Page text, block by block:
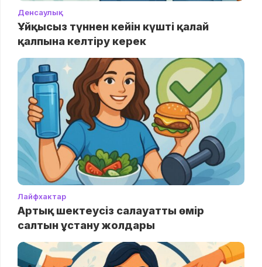
Денсаулық
Ұйқысыз түннен кейін күшті қалай
қалпына келтіру керек
Лайфхактар
Артық шектеусіз салауатты өмір
салтын ұстану жолдары